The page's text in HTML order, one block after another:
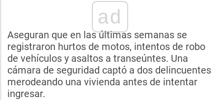
ad
Aseguran que en las últimas semanas se
registraron hurtos de motos, intentos de robo
de vehículos y asaltos a transeúntes. Una
cámara de seguridad captó a dos delincuentes
merodeando una vivienda antes de intentar
ingresar.